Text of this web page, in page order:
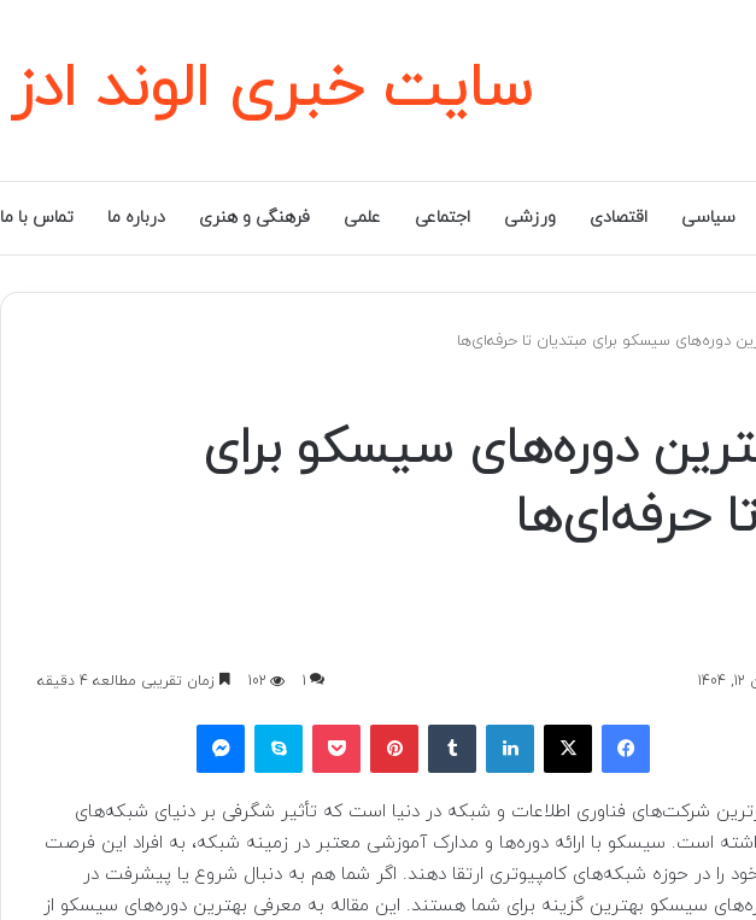
سایت خبری الوند ادز
سیاسی اقتصادی ورزشی اجتماعی علمی فرهنگی و هنری درباره ما تماس با ما
دوره‌های سیسکو برای مبتدیان تا حرفه‌ای‌ها
دوره‌های سیسکو برای
حرفه‌ای‌ها
1
102 زمان تقریبی مطالعه 4 دقیقه
فیسبوکایکس لینکداینتامبلر پینتریستپاکت اسکایپ مسنجر
شرکت‌های فناوری اطلاعات و شبکه در دنیا است که تأثیر شگرفی بر دنیای شبکه‌های
است. سیسکو با ارائه دوره‌ها و مدارک آموزشی معتبر در زمینه شبکه، به افراد این فرصت
را در حوزه شبکه‌های کامپیوتری ارتقا دهند. اگر شما هم به دنبال شروع یا پیشرفت در
سیسکو بهترین گزینه برای شما هستند. این مقاله به معرفی بهترین دوره‌های سیسکو از